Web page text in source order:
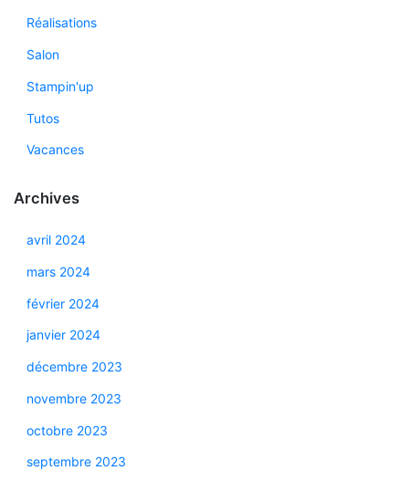
Réalisations
Salon
Stampin'up
Tutos
Vacances
Archives
avril 2024
mars 2024
février 2024
janvier 2024
décembre 2023
novembre 2023
octobre 2023
septembre 2023